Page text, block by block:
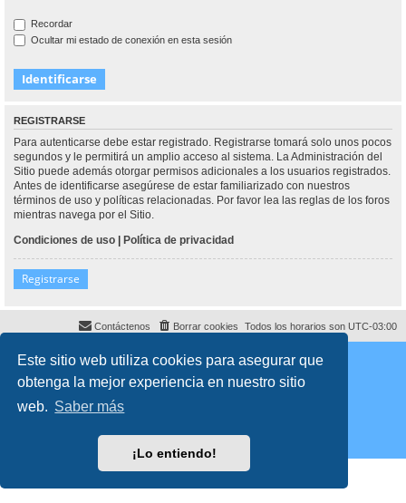
Este sitio web utiliza cookies para asegurar que
obtenga la mejor experiencia en nuestro sitio
web. Saber más
¡Lo entiendo!
Recordar
Ocultar mi estado de conexión en esta sesión
REGISTRARSE
Para autenticarse debe estar registrado. Registrarse tomará solo unos pocos
segundos y le permitirá un amplio acceso al sistema. La Administración del
Sitio puede además otorgar permisos adicionales a los usuarios registrados.
Antes de identificarse asegúrese de estar familiarizado con nuestros
términos de uso y políticas relacionadas. Por favor lea las reglas de los foros
mientras navega por el Sitio.
Condiciones de uso | Política de privacidad
Registrarse
Todos los horarios son UTC-03:00
Borrar cookies
Contáctenos
Desarrollado porphpBB ® Forum Software © phpBB Limited
Director:Dr. Sztarkman- Diseñado por ©Abogados Argentinos2023